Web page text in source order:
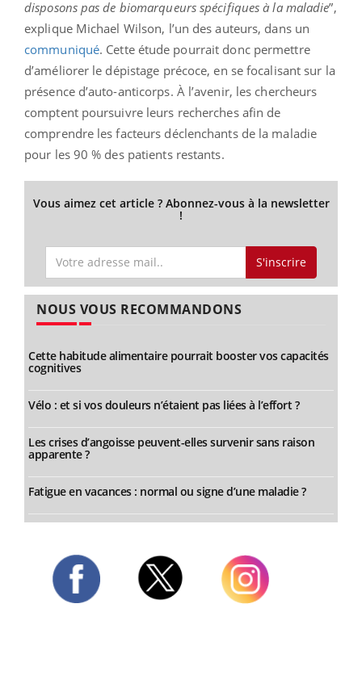
disposons pas de biomarqueurs spécifiques à la maladie”,
explique Michael Wilson, l’un des auteurs, dans un
communiqué. Cette étude pourrait donc permettre
d’améliorer le dépistage précoce, en se focalisant sur la
présence d’auto-anticorps. À l’avenir, les chercheurs
comptent poursuivre leurs recherches afin de
comprendre les facteurs déclenchants de la maladie
pour les 90 % des patients restants.
Vous aimez cet article ? Abonnez-vous à la newsletter
!
S'inscrire
NOUS VOUS RECOMMANDONS
Cette habitude alimentaire pourrait booster vos capacités
cognitives
Vélo : et si vos douleurs n’étaient pas liées à l’effort ?
Les crises d’angoisse peuvent-elles survenir sans raison
apparente ?
Fatigue en vacances : normal ou signe d’une maladie ?